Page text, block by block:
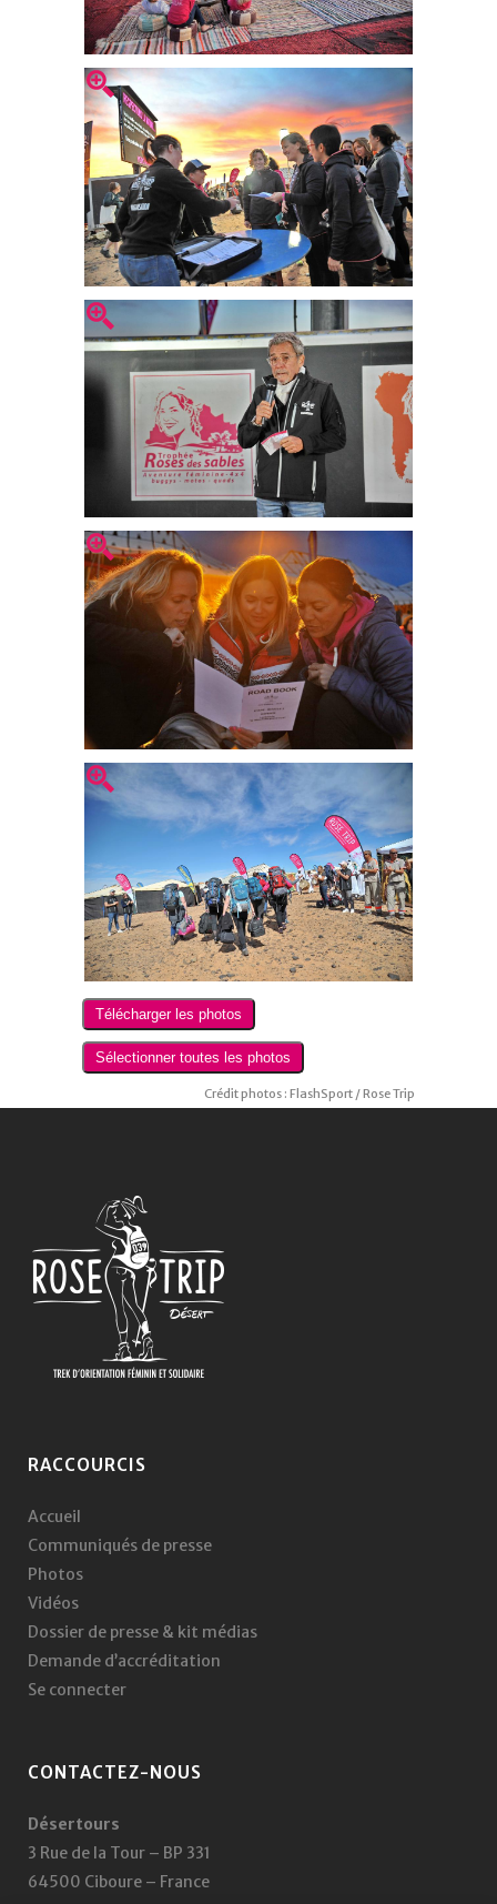
Crédit photos : FlashSport / Rose Trip
RACCOURCIS
Accueil
Communiqués de presse
Photos
Vidéos
Dossier de presse & kit médias
Demande d’accréditation
Se connecter
CONTACTEZ-NOUS
Désertours
3 Rue de la Tour – BP 331
64500 Ciboure – France